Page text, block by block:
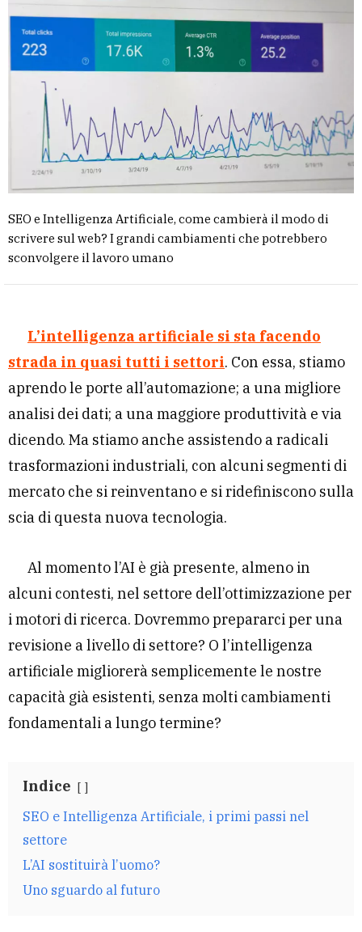
SEO e Intelligenza Artificiale, come cambierà il modo di
scrivere sul web? I grandi cambiamenti che potrebbero
sconvolgere il lavoro umano
L’intelligenza artificiale si sta facendo
strada in quasi tutti i settori. Con essa, stiamo
aprendo le porte all’automazione; a una migliore
analisi dei dati; a una maggiore produttività e via
dicendo. Ma stiamo anche assistendo a radicali
trasformazioni industriali, con alcuni segmenti di
mercato che si reinventano e si ridefiniscono sulla
scia di questa nuova tecnologia.
Al momento l’AI è già presente, almeno in
alcuni contesti, nel settore dell’ottimizzazione per
i motori di ricerca. Dovremmo prepararci per una
revisione a livello di settore? O l’intelligenza
artificiale migliorerà semplicemente le nostre
capacità già esistenti, senza molti cambiamenti
fondamentali a lungo termine?
Indice
SEO e Intelligenza Artificiale, i primi passi nel
settore
L’AI sostituirà l’uomo?
Uno sguardo al futuro